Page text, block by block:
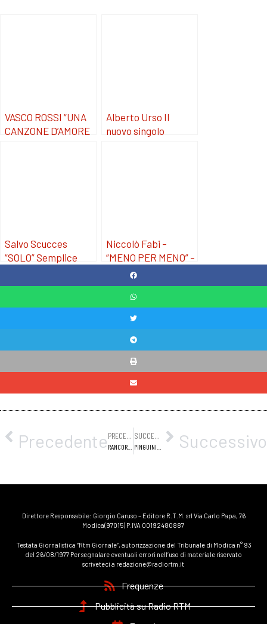
VASCO ROSSI “UNA
CANZONE D’AMORE
Alberto Urso Il
nuovo singolo
Salvo Scucces
“SOLO” Semplice
per pianoforte. Il
Niccolò Fabi –
“MENO PER MENO” –
un viaggio sonoro
tra passato e
presente, in uscita il
2 dicembre.
Precedente PRECEDENTE SUCCESSIVO Successivo
Direttore Responsabile: Giorgio Caruso – Editore R.T.M. srl Via Carlo Papa, 76
Modica(97015) P.IVA 00192480887
Testata Giornalistica “Rtm Giornale”, autorizzazione del Tribunale di Modica n° 93
del 26/08/1977 Per segnalare eventuali errori nell’uso di materiale riservato
scriveteci a redazione@radiortm.it
Frequenze
Pubblicità su Radio RTM